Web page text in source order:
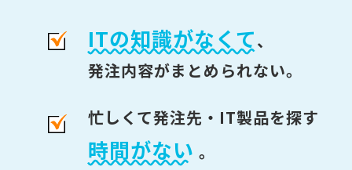
ITの知識がなくて、
発注内容がまとめられない。
忙しくて発注先・IT製品を探す
時間がない 。